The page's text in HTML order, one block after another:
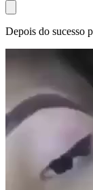
Depois do sucesso